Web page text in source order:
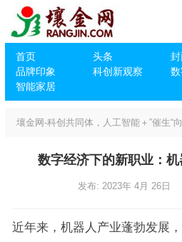
首页 头条
品牌印象
科创新观察
智能家居
壤金网-科创共同体，人工智能＋”催生“
数字经济下的新职业：
发布: 2023年 4月 26日
近年来，机器人产业蓬勃发展